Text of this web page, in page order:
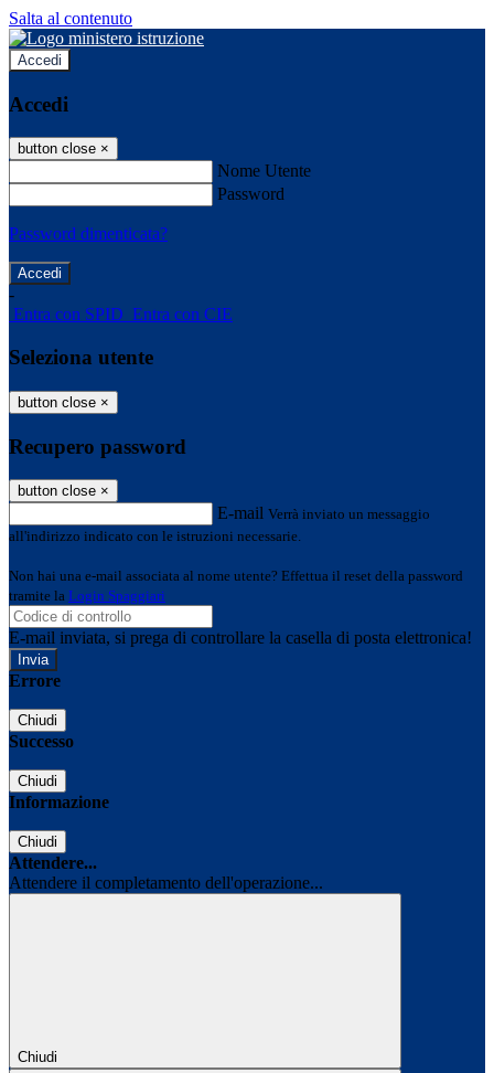
Salta al contenuto
Accedi
Accedi
button close ×
Nome Utente
Password
Password dimenticata?
-
Entra con SPID Entra con CIE
Seleziona utente
button close ×
Recupero password
button close ×
E-mail Verrà inviato un messaggio
all'indirizzo indicato con le istruzioni necessarie.
Non hai una e-mail associata al nome utente? Effettua il reset della password
tramite la Login Spaggiari
E-mail inviata, si prega di controllare la casella di posta elettronica!
Errore
Chiudi
Successo
Chiudi
Informazione
Chiudi
Attendere...
Attendere il completamento dell'operazione...
Chiudi